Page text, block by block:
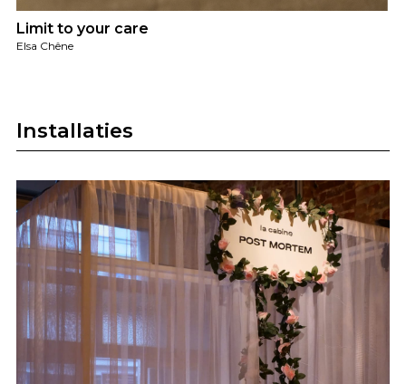
Limit to your care
Elsa Chêne
Installaties